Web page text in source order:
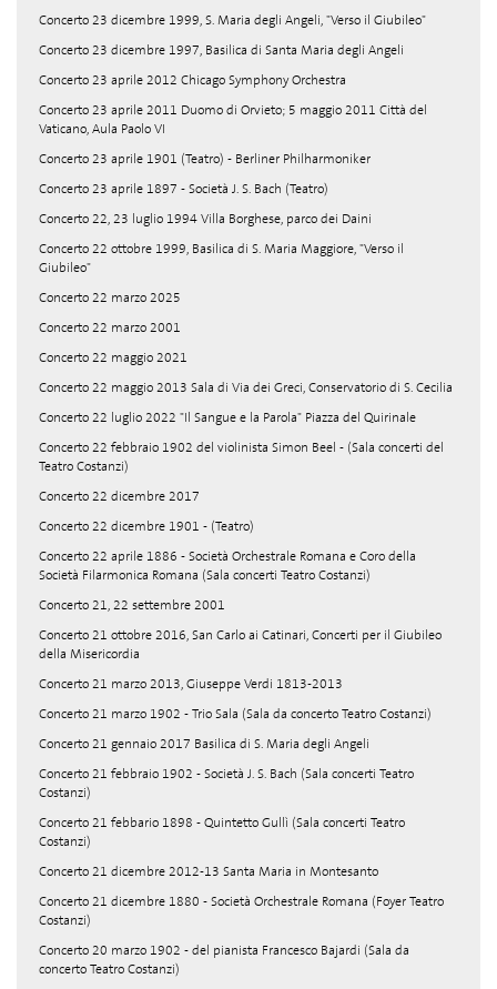
Concerto 23 dicembre 1999, S. Maria degli Angeli, "Verso il Giubileo"
Concerto 23 dicembre 1997, Basilica di Santa Maria degli Angeli
Concerto 23 aprile 2012 Chicago Symphony Orchestra
Concerto 23 aprile 2011 Duomo di Orvieto; 5 maggio 2011 Città del
Vaticano, Aula Paolo VI
Concerto 23 aprile 1901 (Teatro) - Berliner Philharmoniker
Concerto 23 aprile 1897 - Società J. S. Bach (Teatro)
Concerto 22, 23 luglio 1994 Villa Borghese, parco dei Daini
Concerto 22 ottobre 1999, Basilica di S. Maria Maggiore, "Verso il
Giubileo"
Concerto 22 marzo 2025
Concerto 22 marzo 2001
Concerto 22 maggio 2021
Concerto 22 maggio 2013 Sala di Via dei Greci, Conservatorio di S. Cecilia
Concerto 22 luglio 2022 "Il Sangue e la Parola" Piazza del Quirinale
Concerto 22 febbraio 1902 del violinista Simon Beel - (Sala concerti del
Teatro Costanzi)
Concerto 22 dicembre 2017
Concerto 22 dicembre 1901 - (Teatro)
Concerto 22 aprile 1886 - Società Orchestrale Romana e Coro della
Società Filarmonica Romana (Sala concerti Teatro Costanzi)
Concerto 21, 22 settembre 2001
Concerto 21 ottobre 2016, San Carlo ai Catinari, Concerti per il Giubileo
della Misericordia
Concerto 21 marzo 2013, Giuseppe Verdi 1813-2013
Concerto 21 marzo 1902 - Trio Sala (Sala da concerto Teatro Costanzi)
Concerto 21 gennaio 2017 Basilica di S. Maria degli Angeli
Concerto 21 febbraio 1902 - Società J. S. Bach (Sala concerti Teatro
Costanzi)
Concerto 21 febbario 1898 - Quintetto Gullì (Sala concerti Teatro
Costanzi)
Concerto 21 dicembre 2012-13 Santa Maria in Montesanto
Concerto 21 dicembre 1880 - Società Orchestrale Romana (Foyer Teatro
Costanzi)
Concerto 20 marzo 1902 - del pianista Francesco Bajardi (Sala da
concerto Teatro Costanzi)